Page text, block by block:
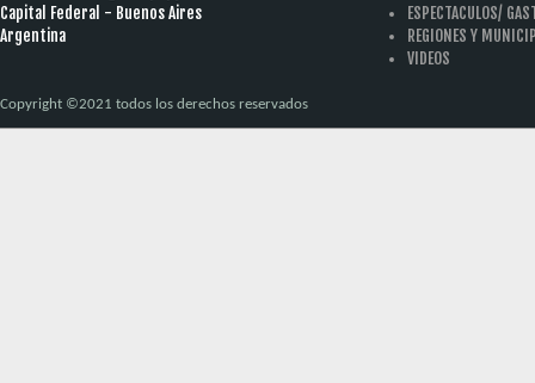
Capital Federal - Buenos Aires
Argentina
ESPECTACULOS/
REGIONES Y
VIDEOS
Copyright ©2021 todos los derechos reservados